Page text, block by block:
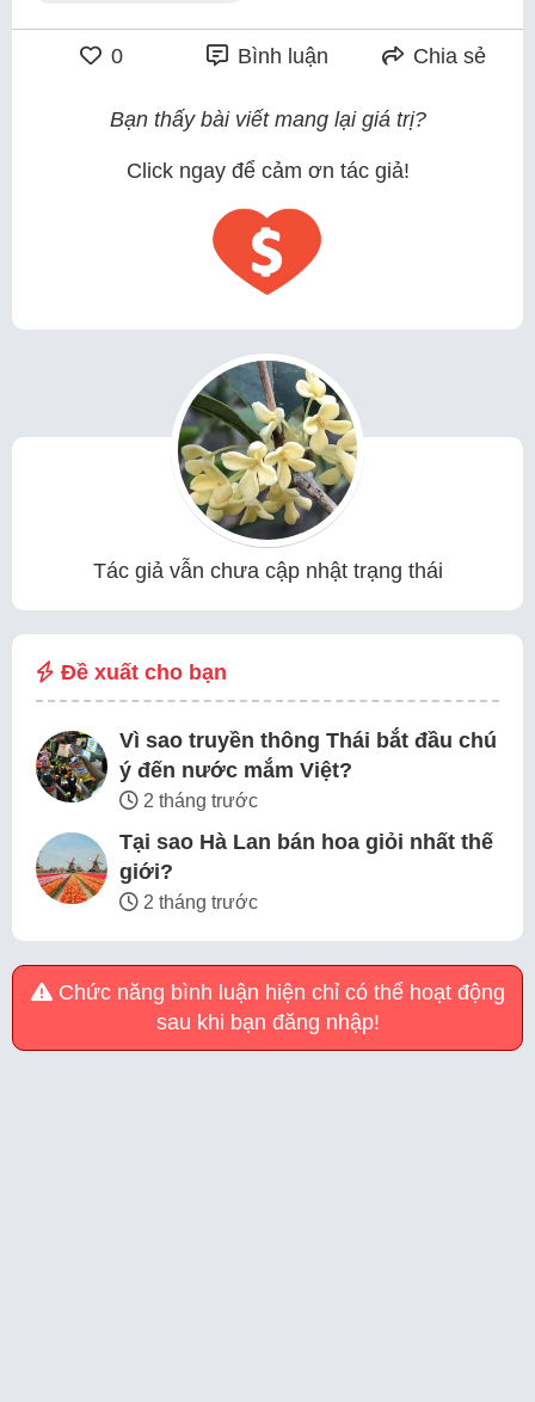
0 Bình luận Chia sẻ
Bạn thấy bài viết mang lại giá trị?
Click ngay để cảm ơn tác giả!
Tác giả vẫn chưa cập nhật trạng thái
Đề xuất cho bạn
Vì sao truyền thông Thái bắt đầu chú
ý đến nước mắm Việt?
2 tháng trước
Tại sao Hà Lan bán hoa giỏi nhất thế
giới?
2 tháng trước
Chức năng bình luận hiện chỉ có thể hoạt động
sau khi bạn đăng nhập!